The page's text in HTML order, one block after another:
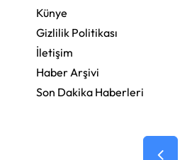
Künye
Gizlilik Politikası
İletişim
Haber Arşivi
Son Dakika Haberleri